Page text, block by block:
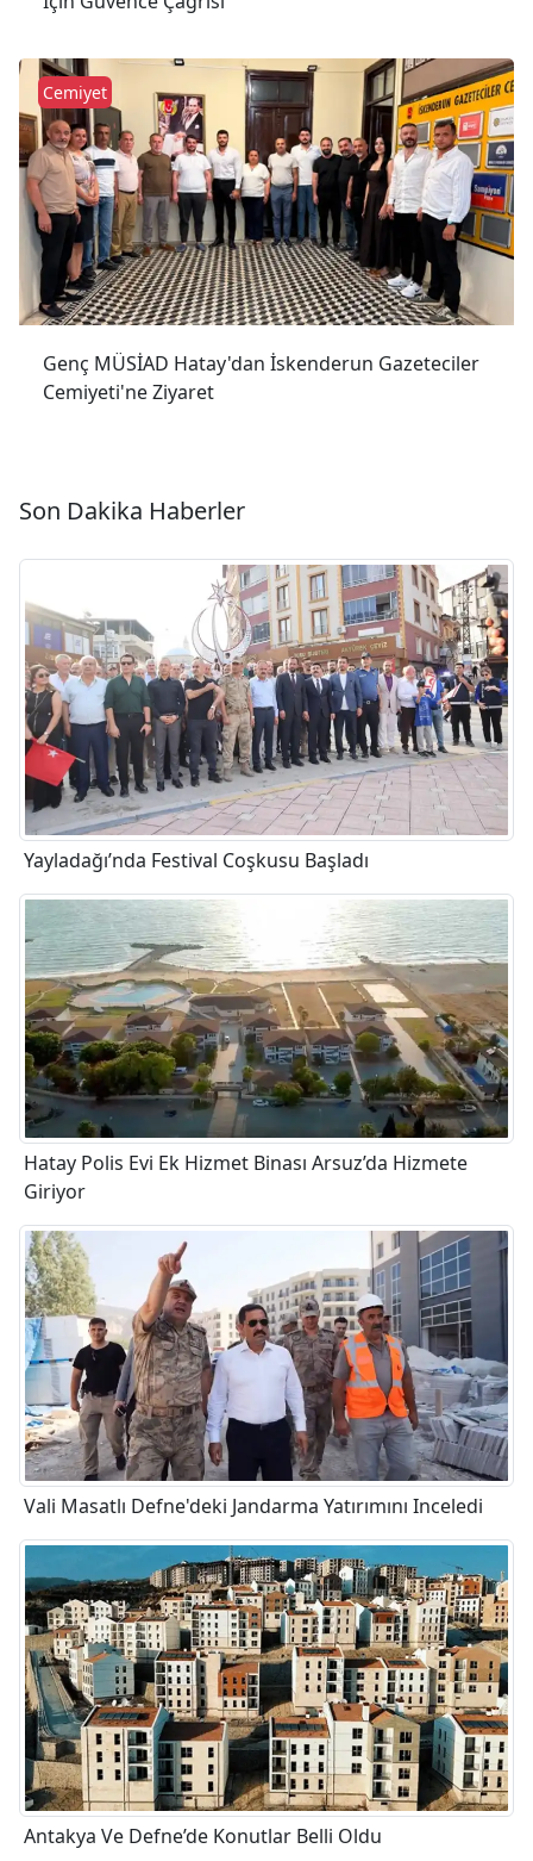
Genç MÜSİAD Hatay'dan İskenderun Gazeteciler
Cemiyeti'ne Ziyaret
Cemiyet
Son Dakika Haberler
Yayladağı’nda Festival Coşkusu Başladı
Hatay Polis Evi Ek Hizmet Binası Arsuz’da Hizmete
Giriyor
Vali Masatlı Defne'deki Jandarma Yatırımını Inceledi
Antakya Ve Defne’de Konutlar Belli Oldu